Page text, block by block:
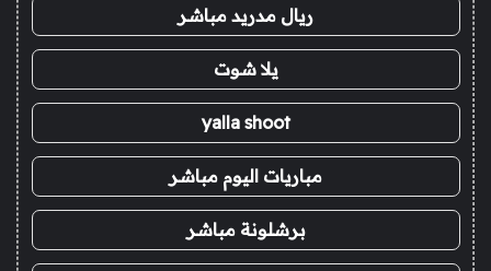
ريال مدريد مباشر
يلا شوت
yalla shoot
مباريات اليوم مباشر
برشلونة مباشر